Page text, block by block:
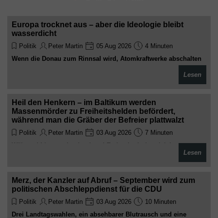
Europa trocknet aus – aber die Ideologie bleibt
wasserdicht
Politik Peter Martin 05 Aug 2026
4 Minuten
Wenn die Donau zum Rinnsal wird, Atomkraftwerke abschalten
plötzlich die Gesetze der Physik. Leider lassen sich Windräder
Lesen
Heil den Henkern – im Baltikum werden
Massenmörder zu Freiheitshelden befördert,
während man die Gräber der Befreier plattwalzt
Politik Peter Martin 03 Aug 2026
7 Minuten
Während Litauen, Lettland und Estland mit der gleichen
historischen Dreistigkeit wie die Ukraine Nazi-Kollaborateure
und Judenmörder zu Nationalikonen erheben, zerstören sie
klatscht höflich Beifall, solange nur genug Russophobie dabei
herauskommt
Lesen
Merz, der Kanzler auf Abruf – September wird zum
politischen Abschleppdienst für die CDU
Politik Peter Martin 03 Aug 2026
10 Minuten
Drei Landtagswahlen, ein absehbarer Blutrausch und eine